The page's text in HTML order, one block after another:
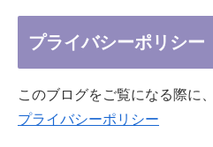
プライバシーポリシー
このブログをご覧になる際に
プライバシーポリシー